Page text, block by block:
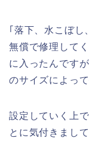
｢落下、水こぼし
無償で修理して
に入ったんです
のサイズによっ
設定していく上
とに気付きまし